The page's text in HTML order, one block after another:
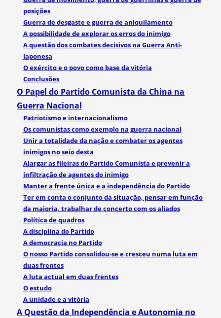
posições
Guerra de desgaste e guerra de aniquilamento
A possibilidade de explorar os erros do inimigo
A questão dos combates decisivos na Guerra Anti-
Japonesa
O exército e o povo como base da vitória
Conclusões
O Papel do Partido Comunista da China na
Guerra Nacional
Patriotismo e internacionalismo
Os comunistas como exemplo na guerra nacional
Unir a totalidade da nação e combater os agentes
inimigos no seio desta
Alargar as fileiras do Partido Comunista e prevenir a
infiltração de agentes do inimigo
Manter a frente única e a independência do Partido
Ter em conta o conjunto da situação, pensar em função
da maioria, trabalhar de concerto com os aliados
Política de quadros
A disciplina do Partido
A democracia no Partido
O nosso Partido consolidou-se e cresceu numa luta em
duas frentes
A luta actual em duas frentes
O estudo
A unidade e a vitória
A Questão da Independência e Autonomia no